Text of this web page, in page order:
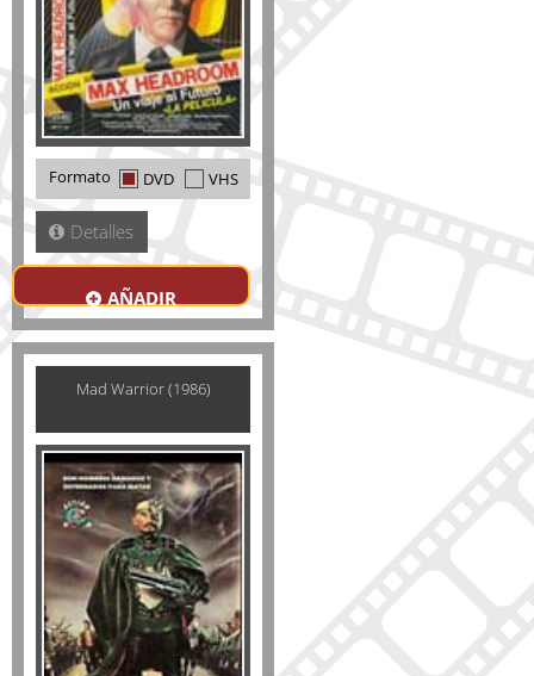
Formato DVD VHS
Detalles
AÑADIR
Mad Warrior (1986)